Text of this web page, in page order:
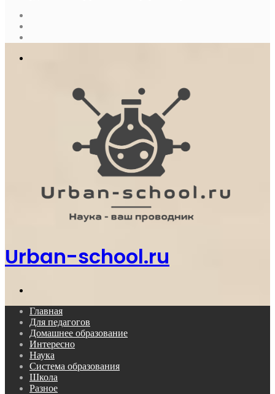
Urban-school.ru
Главная
Для педагогов
Домашнее образование
Интересно
Наука
Система образования
Школа
Разное